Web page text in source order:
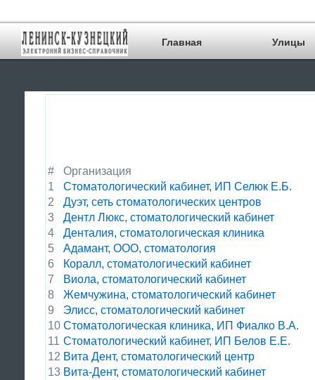
Главная Улицы
#
Организация
1
Стоматологический кабинет, ИП Селюк Е.Б.
2
Дуэт, сеть стоматологических центров
3
Дентл Люкс, стоматологический кабинет
4
Денталия, стоматологическая клиника
5
Адамант, ООО, стоматология
6
Коралл, стоматологический кабинет
7
Виола, стоматологический кабинет
8
Жемчужина, стоматологический кабинет
9
Элисс, стоматологический кабинет
10 Стоматологическая клиника, ИП Фиалко В.А.
11 Стоматологический кабинет, ИП Белов Е.Е.
12 Вита Дент, стоматологический центр
13 Вита-Дент, стоматологический кабинет